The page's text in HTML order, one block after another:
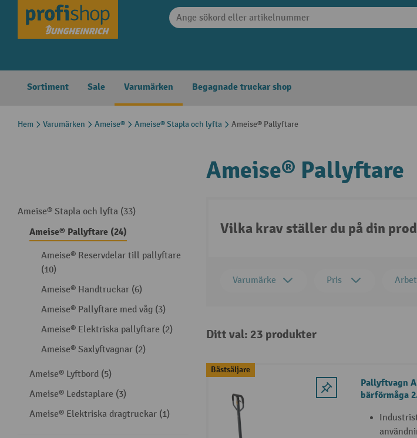
Hoppa till huvudnavigering
Sortiment Sale Varumärken Begagnade truckar shop
Hem Varumärken Ameise® Ameise® Stapla och lyfta Ameise® Pallyftare
Ameise® Stapla och lyfta (33)
Ameise® Pallyftare (24)
Ameise® Reservdelar till pallyftare
(10)
Ameise® Handtruckar (6)
Ameise® Pallyftare med våg (3)
Ameise® Elektriska pallyftare (2)
Ameise® Saxlyftvagnar (2)
Ameise® Lyftbord (5)
Ameise® Ledstaplare (3)
Ameise® Elektriska dragtruckar (1)
Ameise® Pallyftare
Vilka krav ställer du på din
Varumärke Pris
Ditt val: 23 produkter
Bästsäljare
Pallyftvagn
bärförmåga